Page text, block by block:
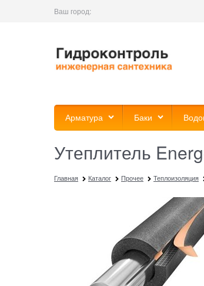
Ваш город:
Арматура Баки
Утеплитель
Главная Каталог Прочее Теплоизоляция